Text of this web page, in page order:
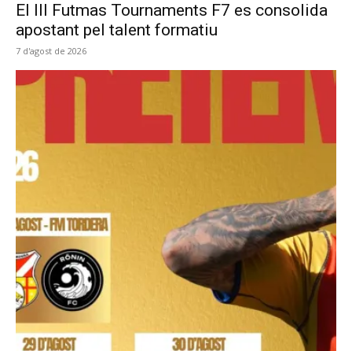
El III Futmas Tournaments F7 es consolida
apostant pel talent formatiu
7 d'agost de 2026